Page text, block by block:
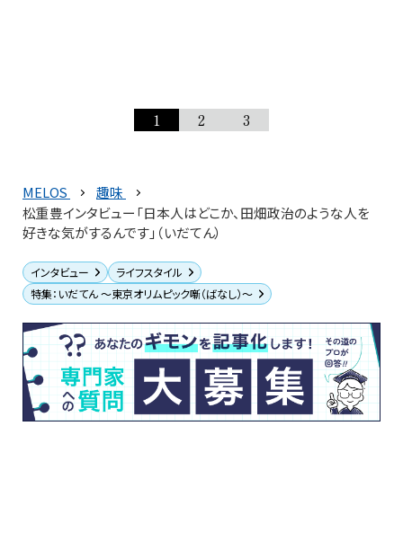
1 2 3
MELOS
趣味
松重豊インタビュー「日本人はどこか、田畑政治のような人を
好きな気がするんです」（いだてん）
インタビュー
ライフスタイル
特集：いだてん ～東京オリムピック噺（ばなし）～